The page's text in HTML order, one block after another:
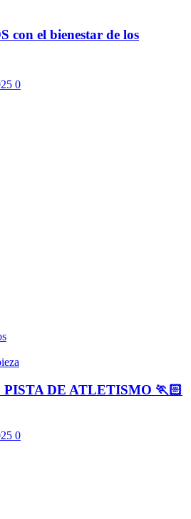
con el bienestar de los
0
DE ATLETISMO 🏃🏻
0